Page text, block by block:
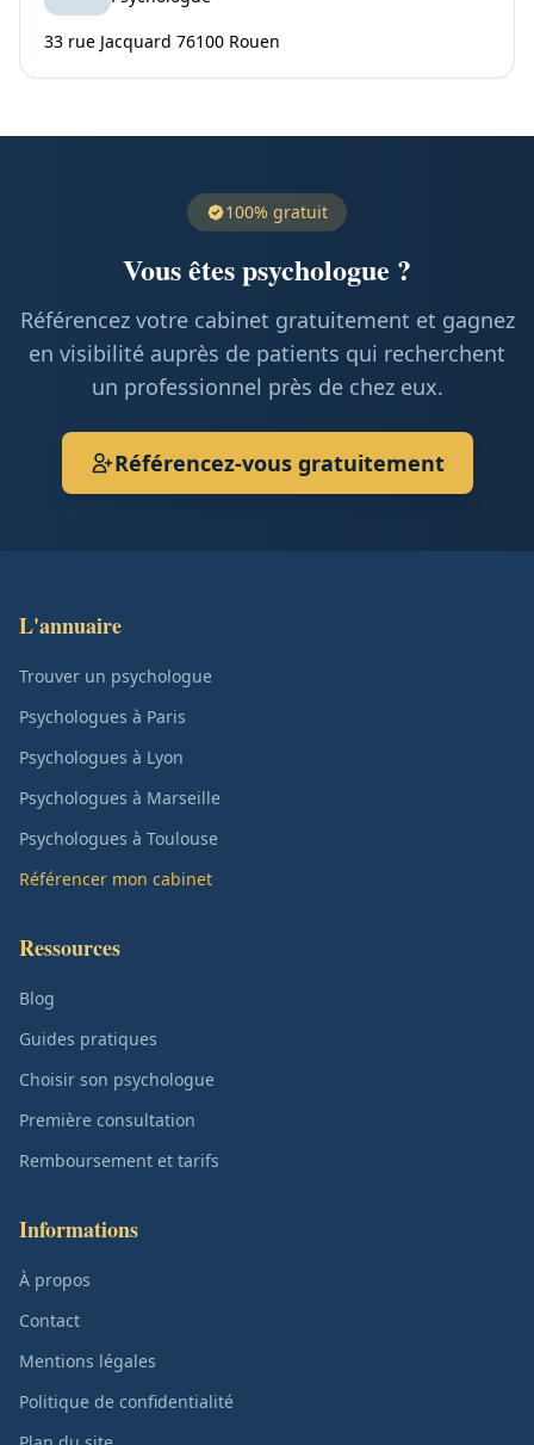
33 rue Jacquard 76100 Rouen
100% gratuit
Vous êtes psychologue ?
Référencez votre cabinet gratuitement et gagnez
en visibilité auprès de patients qui recherchent
un professionnel près de chez eux.
Référencez-vous gratuitement
L'annuaire
Trouver un psychologue
Psychologues à Paris
Psychologues à Lyon
Psychologues à Marseille
Psychologues à Toulouse
Référencer mon cabinet
Ressources
Blog
Guides pratiques
Choisir son psychologue
Première consultation
Remboursement et tarifs
Informations
À propos
Contact
Mentions légales
Politique de confidentialité